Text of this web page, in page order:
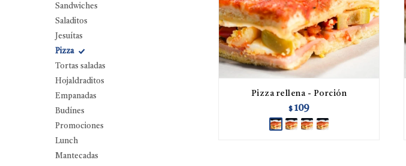
Pizza rellena - Porción
$ 109
Sandwiches
Saladitos
Jesuítas
Pizza
Tortas saladas
Hojaldraditos
Empanadas
Budínes
Promociones
Lunch
Mantecadas